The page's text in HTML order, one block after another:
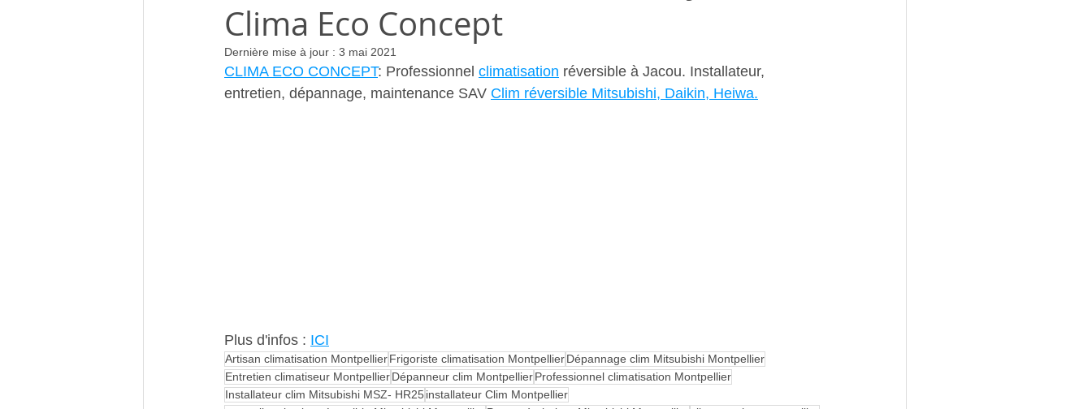
Clima Eco Concept
Dernière mise à jour : 3 mai 2021
CLIMA ECO CONCEPT: Professionnel climatisation réversible à Jacou. Installateur,
entretien, dépannage, maintenance SAV Clim réversible Mitsubishi, Daikin, Heiwa.
Plus d'infos : ICI
Artisan climatisation MontpellierFrigoriste climatisation MontpellierDépannage clim Mitsubishi Montpellier
Entretien climatiseur MontpellierDépanneur clim MontpellierProfessionnel climatisation Montpellier
Installateur clim Mitsubishi MSZ- HR25installateur Clim Montpellier